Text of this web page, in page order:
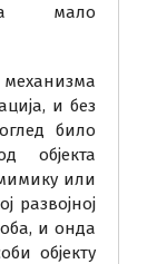
мало
и без
било
објекта
или
развојној
и онда
објекту